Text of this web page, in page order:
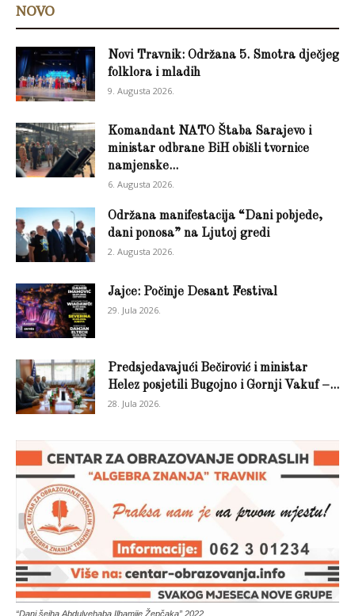
NOVO
Novi Travnik: Održana 5. Smotra dječjeg
folklora i mladih
9. Augusta 2026.
Komandant NATO Štaba Sarajevo i
ministar odbrane BiH obišli tvornice
namjenske...
6. Augusta 2026.
Održana manifestacija “Dani pobjede,
dani ponosa” na Ljutoj gredi
2. Augusta 2026.
Jajce: Počinje Desant Festival
29. Jula 2026.
Predsjedavajući Bečirović i ministar
Helez posjetili Bugojno i Gornji Vakuf –...
28. Jula 2026.
“Dani šejha Abdulvehaba Ilhamije Žepčaka” 2022